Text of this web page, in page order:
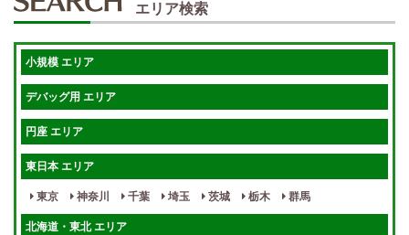
短期OK 入店祝金あり
週1～OK 健全店で安心！
指名料100％バック！ 寮完備
女性スタッフがいる！ 終電後店泊OK
エリア検索
小規模 エリア
デバッグ用 エリア
円座 エリア
東日本 エリア
東京 神奈川 千葉 埼玉 茨城 栃木 群馬
北海道・東北 エリア